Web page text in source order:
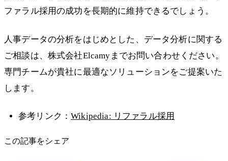
ファラル採用の成功を長期的に維持できるでしょう。
人事データの分析をはじめとした、データ分析に関する
ご相談は、株式会社Elcamyまでお問い合わせください。
専門チームが貴社に最適なソリューションをご提案いた
します。
参考リンク：Wikipedia: リファラル採用
この記事をシェア